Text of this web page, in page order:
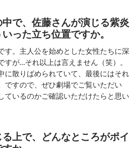
で、佐藤さんが演じる紫炎
った立ち位置ですか。
。主人公を始めとした女性たちに深
すが…それ以上は言えません（笑）。
に散りばめられていて、最後にはそれ
ですので、ぜひ劇場でご覧いただい
ているのかご確認いただけたらと思い
上で、どんなところがポイ